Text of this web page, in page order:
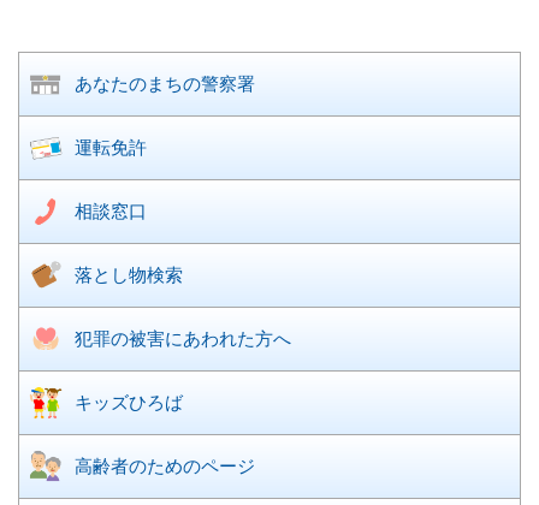
あなたのまちの警察署
運転免許
相談窓口
落とし物検索
犯罪の被害にあわれた方へ
キッズひろば
高齢者のためのページ